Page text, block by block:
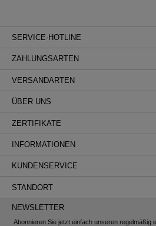
SERVICE-HOTLINE
ZAHLUNGSARTEN
VERSANDARTEN
ÜBER UNS
ZERTIFIKATE
INFORMATIONEN
KUNDENSERVICE
STANDORT
NEWSLETTER
Abonnieren Sie jetzt einfach unseren regelmäßig